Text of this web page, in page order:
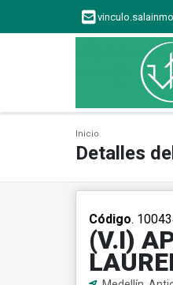
Inicio
Detalles
Código.
(V.I)